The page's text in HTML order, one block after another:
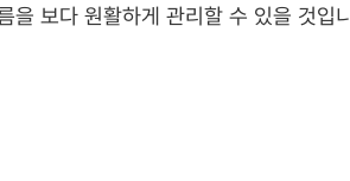
을 보다 원활하게 관리할 수 있을 것입